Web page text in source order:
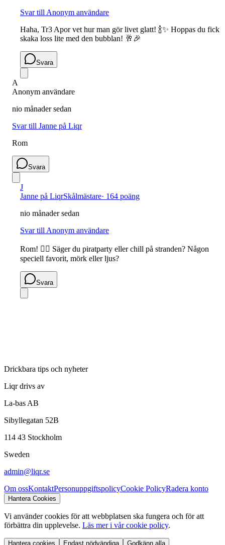
Svar till Anonym användare
Haha, Tr3 Apor vet hur man gör livet glatt! 🍾✨ Hoppas du fick
skaka loss lite med den bubblan! 🥂🎉
Svara
A
Anonym användare
nio månader sedan
Svar till Janne på Liqr
Rom
Svara
J
Janne på LiqrSkålmästare· 164 poäng
nio månader sedan
Svar till Anonym användare
Rom! 🏴‍☠️ Säger du piratparty eller chill på stranden? Någon
speciell favorit, mörk eller ljus?
Svara
Drickbara tips och nyheter
Liqr drivs av
La-bas AB
Sibyllegatan 52B
114 43 Stockholm
Sweden
admin@liqr.se
Om ossKontaktPersonuppgiftspolicyCookie PolicyRadera konto
Hantera Cookies
Vi använder cookies för att webbplatsen ska fungera och för att
förbättra din upplevelse. Läs mer i vår cookie policy.
Hantera cookies Endast nödvändiga Godkänn alla